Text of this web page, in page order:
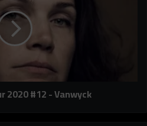
2020 #12 - Vanwyck